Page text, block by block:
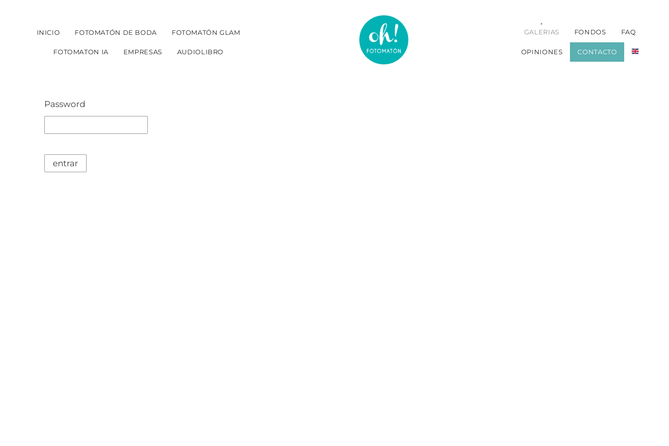
INICIO FOTOMATÓN DE BODA FOTOMATÓN GLAM
FOTOMATON IA EMPRESAS AUDIOLIBRO
GALERIAS FONDOS FAQ
OPINIONES CONTACTO
Password